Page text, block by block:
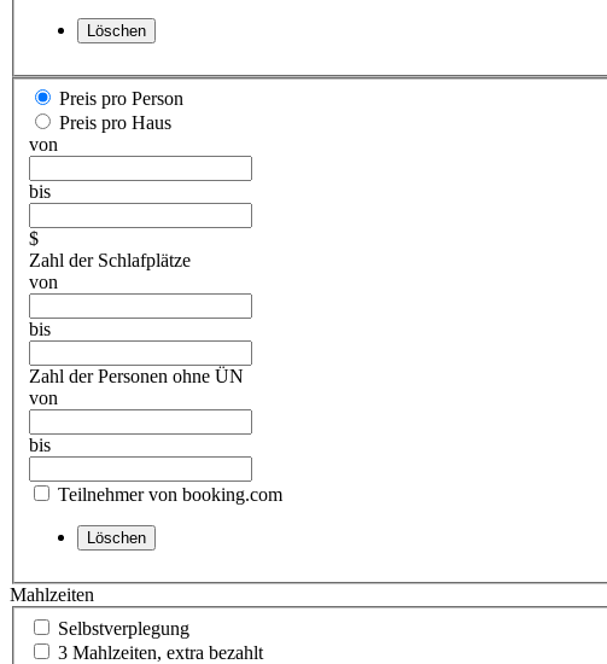
Preis pro Person
Preis pro Haus
von
bis
$
Zahl der Schlafplätze
von
bis
Zahl der Personen ohne ÜN
von
bis
Teilnehmer von booking.com
Mahlzeiten
Selbstverplegung
3 Mahlzeiten, extra bezahlt